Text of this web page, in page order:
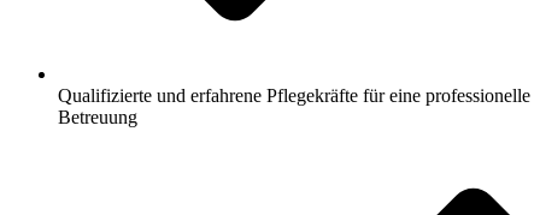
Qualifizierte und erfahrene Pflegekräfte für eine professionelle
Betreuung